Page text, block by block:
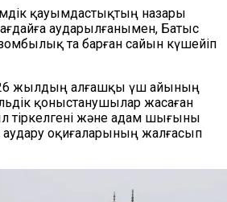
қауымдастықтың назары
аударылғанымен, Батыс
та барған сайын күшейіп
жылдың алғашқы үш айының
қоныстанушылар жасаған
тіркелгені және адам шығыны
оқиғаларының жалғасып